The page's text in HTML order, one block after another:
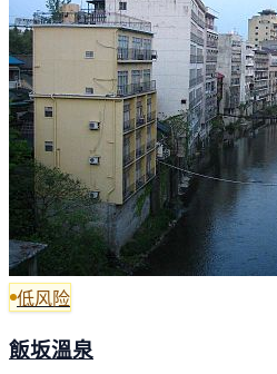
低风险
飯坂溫泉